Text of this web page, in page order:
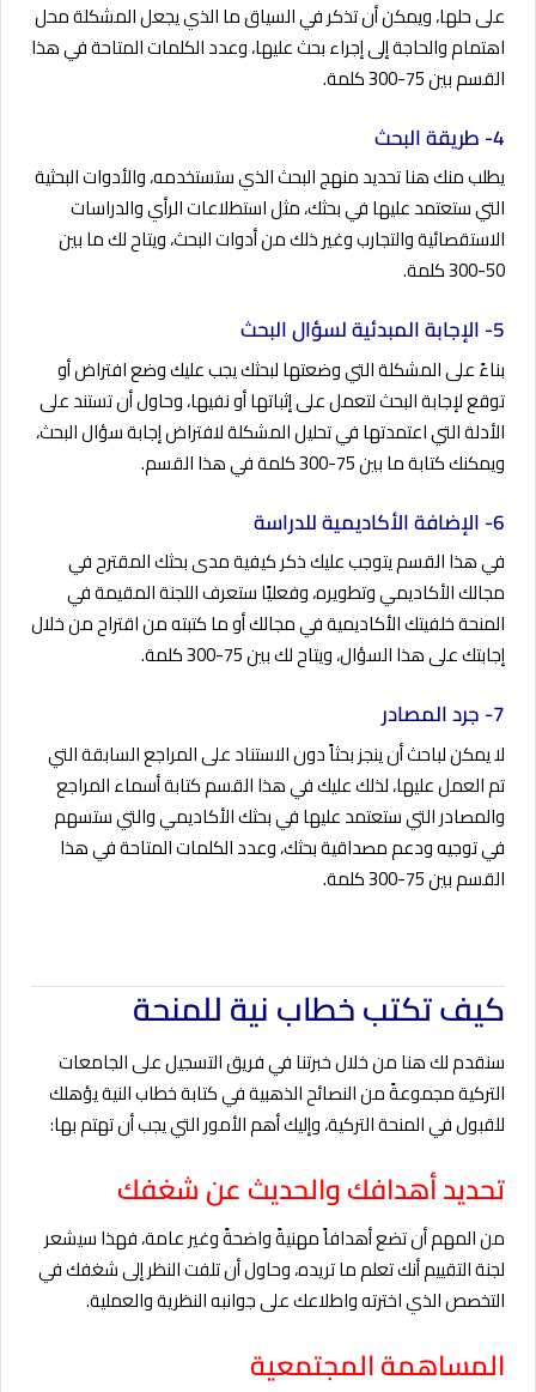
على حلها، ويمكن أن تذكر في السياق ما الذي يجعل المشكلة محل
اهتمام والحاجة إلى إجراء بحث عليها، وعدد الكلمات المتاحة في هذا
القسم بين 75-300 كلمة.
4- طريقة البحث
يطلب منك هنا تحديد منهج البحث الذي ستستخدمه، والأدوات البحثية
التي ستعتمد عليها في بحثك، مثل استطلاعات الرأي والدراسات
الاستقصائية والتجارب وغير ذلك من أدوات البحث، ويتاح لك ما بين
50-300 كلمة.
5- الإجابة المبدئية لسؤال البحث
بناءً على المشكلة التي وضعتها لبحثك يجب عليك وضع افتراض أو
توقع لإجابة البحث لتعمل على إثباتها أو نفيها، وحاول أن تستند على
الأدلة التي اعتمدتها في تحليل المشكلة لافتراض إجابة سؤال البحث،
ويمكنك كتابة ما بين 75-300 كلمة في هذا القسم.
6- الإضافة الأكاديمية للدراسة
في هذا القسم يتوجب عليك ذكر كيفية مدى بحثك المقترح في
مجالك الأكاديمي وتطويره، وفعليًا ستعرف اللجنة المقيمة في
المنحة خلفيتك الأكاديمية في مجالك أو ما كتبته من اقتراح من خلال
إجابتك على هذا السؤال، ويتاح لك بين 75-300 كلمة.
7- جرد المصادر
لا يمكن لباحث أن ينجز بحثاً دون الاستناد على المراجع السابقة التي
تم العمل عليها، لذلك عليك في هذا القسم كتابة أسماء المراجع
والمصادر التي ستعتمد عليها في بحثك الأكاديمي والتي ستسهم
في توجيه ودعم مصداقية بحثك، وعدد الكلمات المتاحة في هذا
القسم بين 75-300 كلمة.
كيف تكتب خطاب نية للمنحة
سنقدم لك هنا من خلال خبرتنا في فريق التسجيل على الجامعات
التركية مجموعةً من النصائح الذهبية في كتابة خطاب النية يؤهلك
للقبول في المنحة التركية، وإليك أهم الأمور التي يجب أن تهتم بها:
تحديد أهدافك والحديث عن شغفك
من المهم أن تضع أهدافاً مهنيةً واضحةً وغير عامة، فهذا سيشعر
لجنة التقييم أنك تعلم ما تريده، وحاول أن تلفت النظر إلى شغفك في
التخصص الذي اخترته واطلاعك على جوانبه النظرية والعملية.
المساهمة المجتمعية